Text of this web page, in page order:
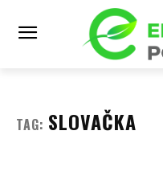
TAG: SLOVAČKA